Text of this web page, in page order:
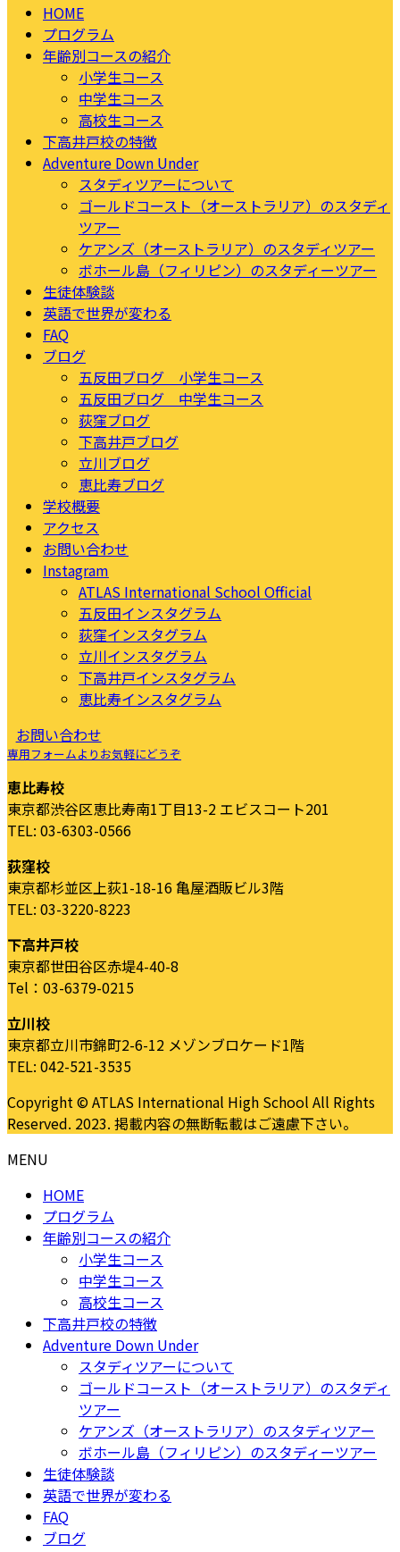
HOME
プログラム
年齢別コースの紹介
小学生コース
中学生コース
高校生コース
下高井戸校の特徴
Adventure Down Under
スタディツアーについて
ゴールドコースト（オーストラリア）のスタディ
ツアー
ケアンズ（オーストラリア）のスタディツアー
ボホール島（フィリピン）のスタディーツアー
生徒体験談
英語で世界が変わる
FAQ
ブログ
五反田ブログ 小学生コース
五反田ブログ 中学生コース
荻窪ブログ
下高井戸ブログ
立川ブログ
恵比寿ブログ
学校概要
アクセス
お問い合わせ
Instagram
ATLAS International School Official
五反田インスタグラム
荻窪インスタグラム
立川インスタグラム
下高井戸インスタグラム
恵比寿インスタグラム
お問い合わせ
専用フォームよりお気軽にどうぞ
恵比寿校
東京都渋谷区恵比寿南1丁目13-2 エビスコート201
TEL: 03-6303-0566
荻窪校
東京都杉並区上荻1-18-16 亀屋酒販ビル3階
TEL: 03-3220-8223
下高井戸校
東京都世田谷区赤堤4-40-8
Tel：03-6379-0215
立川校
東京都立川市錦町2-6-12 メゾンブロケード1階
TEL: 042-521-3535
Copyright © ATLAS International High School All Rights
Reserved. 2023. 掲載内容の無断転載はご遠慮下さい。
MENU
HOME
プログラム
年齢別コースの紹介
小学生コース
中学生コース
高校生コース
下高井戸校の特徴
Adventure Down Under
スタディツアーについて
ゴールドコースト（オーストラリア）のスタディ
ツアー
ケアンズ（オーストラリア）のスタディツアー
ボホール島（フィリピン）のスタディーツアー
生徒体験談
英語で世界が変わる
FAQ
ブログ